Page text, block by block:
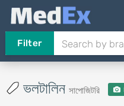
Filter
ভলটালিন সাপোজিটরি